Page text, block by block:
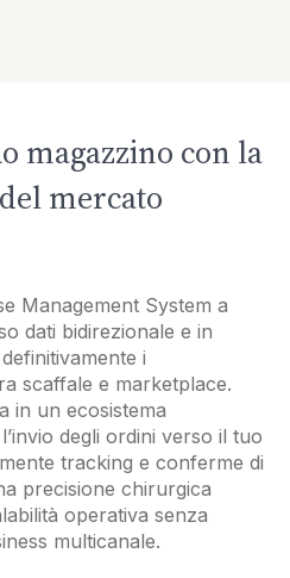
magazzino con la
mercato
Management System a
dati bidirezionale e in
i
scaffale e marketplace.
in un ecosistema
degli ordini verso il tuo
tracking e conferme di
precisione chirurgica
operativa senza
multicanale.